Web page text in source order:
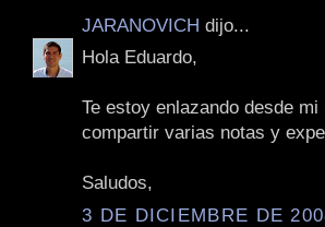
JARANOVICH dijo...
Hola Eduardo,
Te estoy enlazando desde
compartir varias notas y
Saludos,
3 DE DICIEMBRE DE